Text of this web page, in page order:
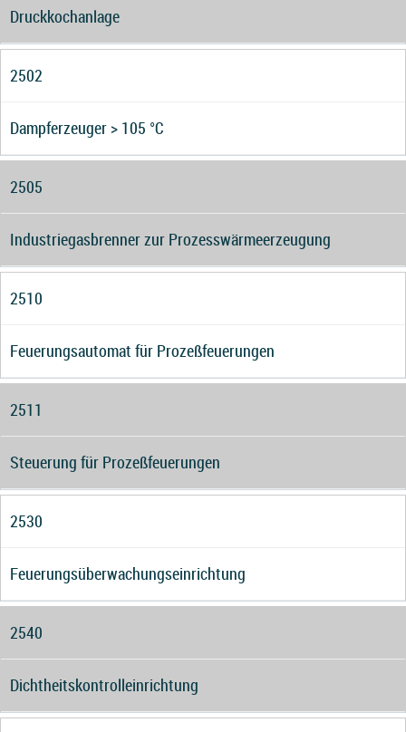
Druckkochanlage
2502
Dampferzeuger > 105 °C
2505
Industriegasbrenner zur Prozesswärmeerzeugung
2510
Feuerungsautomat für Prozeßfeuerungen
2511
Steuerung für Prozeßfeuerungen
2530
Feuerungsüberwachungseinrichtung
2540
Dichtheitskontrolleinrichtung